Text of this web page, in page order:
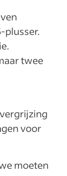
plusser.
twee
voor
moeten